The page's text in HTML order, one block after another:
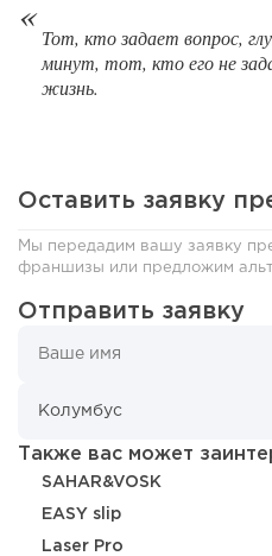
Тот, кто задает вопрос,
минут, тот, кто его не
жизнь.
Оставить заявку
Мы передадим вашу заявку
франшизы или предложим
Отправить заявку
Также вас может
SAHAR&VOSK
EASY slip
Laser Pro